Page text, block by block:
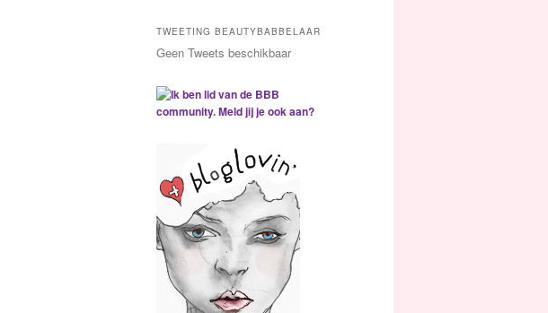
TWEETING BEAUTYBABBELAAR
Geen Tweets beschikbaar